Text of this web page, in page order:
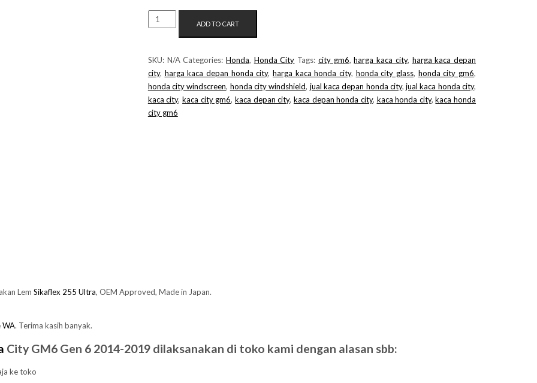
KACA
DEPAN
CITY
GM6
QUANTITY
ADD TO CART
SKU: N/A Categories:Honda, Honda City Tags: city gm6,harga kaca city, harga kaca depan
city, harga kaca depan honda city, harga kaca honda city, honda city glass, honda city gm6,
honda city windscreen, honda city windshield, jual kaca depan honda city,jual kaca honda city,
kaca city,kaca city gm6,kaca depan city, kaca depan honda city, kaca honda city,kaca honda
city gm6
Lem Sikaflex 255 Ultra, OEM Approved, Made in Japan.
WA. Terima kasih banyak.
City GM6 Gen 6 2014-2019 dilaksanakan di toko kami dengan alasan sbb:
ke toko